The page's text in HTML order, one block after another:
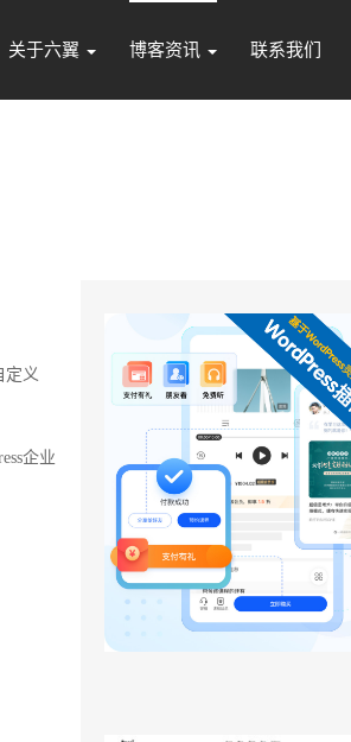
关于六翼 博客资讯 联系我们
定义
企业